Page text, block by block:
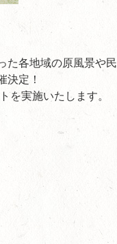
た各地域の原風景や民
決定！
を実施いたします。